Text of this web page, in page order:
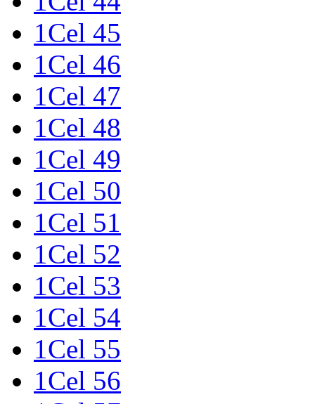
1Cel 45
1Cel 46
1Cel 47
1Cel 48
1Cel 49
1Cel 50
1Cel 51
1Cel 52
1Cel 53
1Cel 54
1Cel 55
1Cel 56